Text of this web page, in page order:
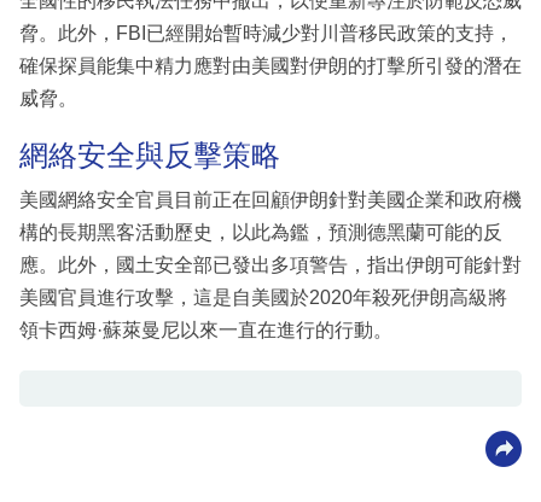
脅。此外，FBI已經開始暫時減少對川普移民政策的支持，
確保探員能集中精力應對由美國對伊朗的打擊所引發的潛在
威脅。
網絡安全與反擊策略
美國網絡安全官員目前正在回顧伊朗針對美國企業和政府機
構的長期黑客活動歷史，以此為鑑，預測德黑蘭可能的反
應。此外，國土安全部已發出多項警告，指出伊朗可能針對
美國官員進行攻擊，這是自美國於2020年殺死伊朗高級將
領卡西姆·蘇萊曼尼以來一直在進行的行動。